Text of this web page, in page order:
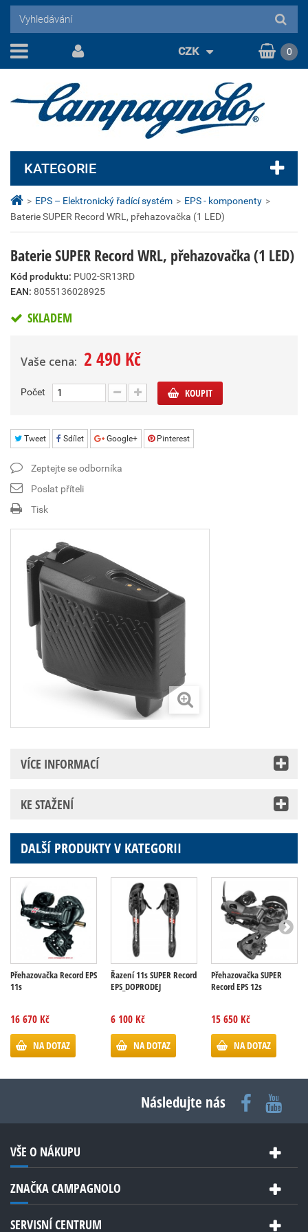
> EPS – Elektronický řadící systém > EPS - komponenty >
Baterie SUPER Record WRL, přehazovačka (1 LED)
Baterie SUPER Record WRL, přehazovačka (1 LED)
Kód produktu: PU02-SR13RD
EAN: 8055136028925
SKLADEM
Vaše cena: 2 490 Kč
Počet KOUPIT
Tweet Sdílet Google+ Pinterest
Zeptejte se odborníka
Poslat příteli
Tisk
VÍCE INFORMACÍ
KE STAŽENÍ
DALŠÍ PRODUKTY V KATEGORII
Přehazovačka Record EPS
11s
16 670 Kč
NA DOTAZ
Řazení 11s SUPER Record
EPS_DOPRODEJ
6 100 Kč
NA DOTAZ
Přehazovačka SUPER
Record EPS 12s
15 650 Kč
NA DOTAZ
KATEGORIE
CZK 0
Následujte nás
VŠE O NÁKUPU
ZNAČKA CAMPAGNOLO
SERVISNÍ CENTRUM